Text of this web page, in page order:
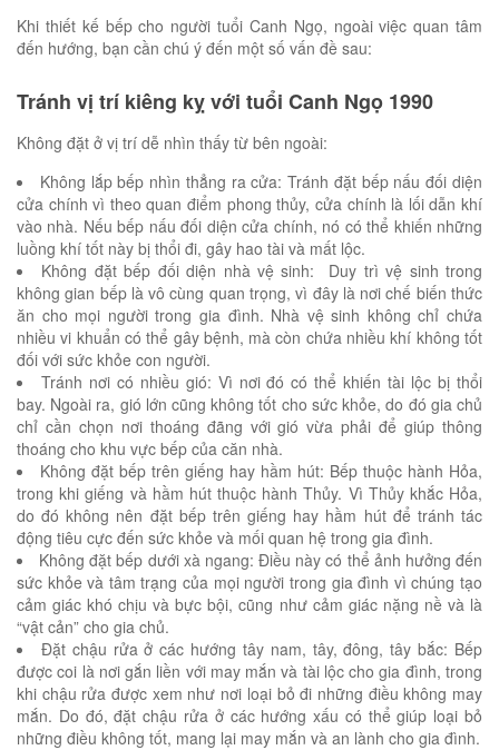
Khi thiết kế bếp cho người tuổi Canh Ngọ, ngoài việc quan tâm
đến hướng, bạn cần chú ý đến một số vấn đề sau:
Tránh vị trí kiêng kỵ với tuổi Canh Ngọ 1990
Không đặt ở vị trí dễ nhìn thấy từ bên ngoài:
Không lắp bếp nhìn thẳng ra cửa: Tránh đặt bếp nấu đối diện
cửa chính vì theo quan điểm phong thủy, cửa chính là lối dẫn khí
vào nhà. Nếu bếp nấu đối diện cửa chính, nó có thể khiến những
luồng khí tốt này bị thổi đi, gây hao tài và mất lộc.
Không đặt bếp đối diện nhà vệ sinh: Duy trì vệ sinh trong
không gian bếp là vô cùng quan trọng, vì đây là nơi chế biến thức
ăn cho mọi người trong gia đình. Nhà vệ sinh không chỉ chứa
nhiều vi khuẩn có thể gây bệnh, mà còn chứa nhiều khí không tốt
đối với sức khỏe con người.
Tránh nơi có nhiều gió: Vì nơi đó có thể khiến tài lộc bị thổi
bay. Ngoài ra, gió lớn cũng không tốt cho sức khỏe, do đó gia chủ
chỉ cần chọn nơi thoáng đãng với gió vừa phải để giúp thông
thoáng cho khu vực bếp của căn nhà.
Không đặt bếp trên giếng hay hầm hút: Bếp thuộc hành Hỏa,
trong khi giếng và hầm hút thuộc hành Thủy. Vì Thủy khắc Hỏa,
do đó không nên đặt bếp trên giếng hay hầm hút để tránh tác
động tiêu cực đến sức khỏe và mối quan hệ trong gia đình.
Không đặt bếp dưới xà ngang: Điều này có thể ảnh hưởng đến
sức khỏe và tâm trạng của mọi người trong gia đình vì chúng tạo
cảm giác khó chịu và bực bội, cũng như cảm giác nặng nề và là
“vật cản” cho gia chủ.
Đặt chậu rửa ở các hướng tây nam, tây, đông, tây bắc: Bếp
được coi là nơi gắn liền với may mắn và tài lộc cho gia đình, trong
khi chậu rửa được xem như nơi loại bỏ đi những điều không may
mắn. Do đó, đặt chậu rửa ở các hướng xấu có thể giúp loại bỏ
những điều không tốt, mang lại may mắn và an lành cho gia đình.